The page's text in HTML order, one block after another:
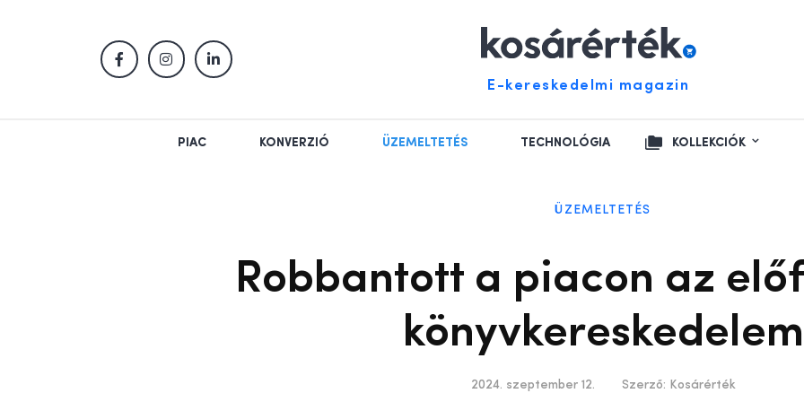
E-kereskedelmi magazin
PIAC KONVERZIÓ ÜZEMELTETÉS TECHNOLÓGIA KOLLEKCIÓK
ÜZEMELTETÉS
Robbantott a piacon az
könyvkereskedelem
2024. szeptember 12. Szerző: Kosárérték